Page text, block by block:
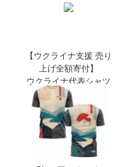
【ウクライナ支援 売り
上げ全額寄付】
ウクライナ代表シャツ
¥6,930（税込）